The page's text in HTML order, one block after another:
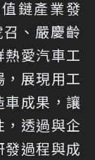
鏈產業發
、嚴慶齡
愛汽車工
展現用工
成果，讓
透過與企
過程與成